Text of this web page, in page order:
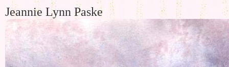
Jeannie Lynn Paske